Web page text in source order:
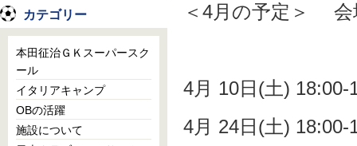
＜4月の予定＞ 会
4月 10日(土) 18:00-
4月 24日(土)
カテゴリー
本田征治ＧＫスーパースク
ール
イタリアキャンプ
OBの活躍
施設について